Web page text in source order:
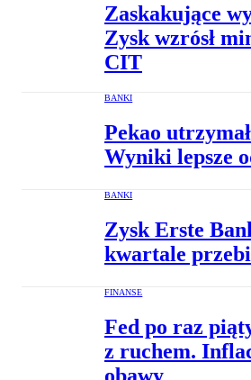
Zaskakujące
Zysk wzrósł
CIT
BANKI
Pekao
Wyniki lepsze
BANKI
Zysk Erste
kwartale
FINANSE
Fed po raz
z ruchem.